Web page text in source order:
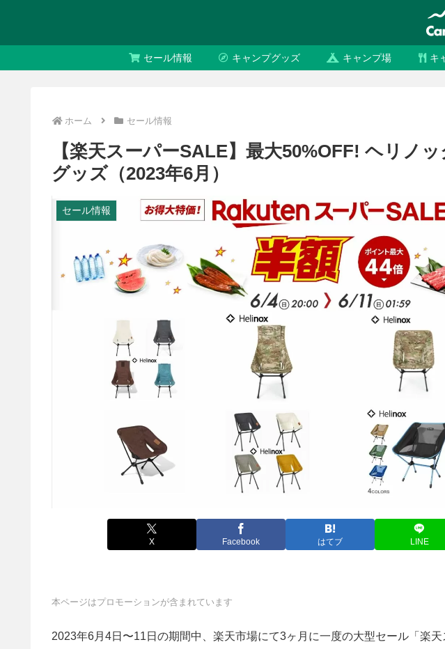
セール情報 キャンプグッズ キャンプ場 キ
ホーム セール情報
【楽天スーパーSALE】最大50%OFF! ヘリノ
グッズ（2023年6月）
セール情報
X Facebook はてブ LINE
本ページはプロモーションが含まれています
2023年6月4日〜11日の期間中、楽天市場にて3ヶ月に一度の大型セール「楽